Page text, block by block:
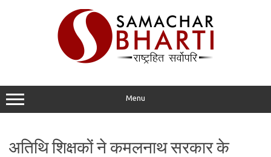
Menu
अतिथि शिक्षकों ने कमलनाथ सरकार के